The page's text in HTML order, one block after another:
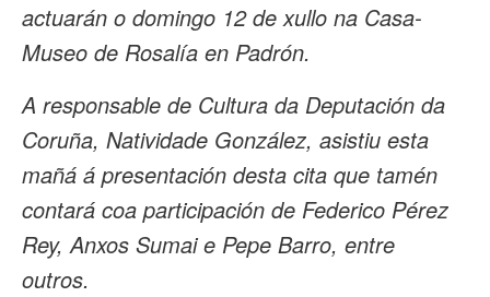
actuarán o domingo 12 de xullo na Casa-
Museo de Rosalía en Padrón.
A responsable de Cultura da Deputación da
Coruña, Natividade González, asistiu esta
mañá á presentación desta cita que tamén
contará coa participación de Federico Pérez
Rey, Anxos Sumai e Pepe Barro, entre
outros.